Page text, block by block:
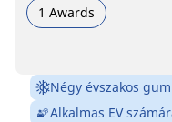
1 Awards
Négy évszakos
Alkalmas EV